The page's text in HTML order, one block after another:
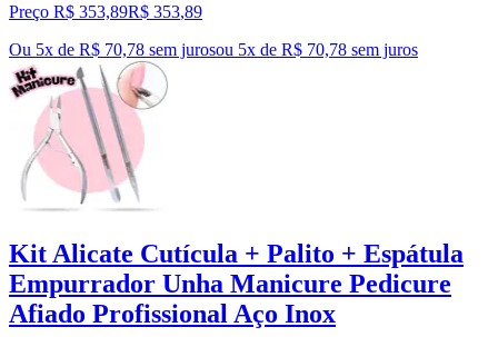
Preço R$ 353,89R$ 353,89
Ou 5x de R$ 70,78 sem jurosou 5x de R$ 70,78 sem juros
Kit Alicate Cutícula + Palito + Espátula
Empurrador Unha Manicure Pedicure
Afiado Profissional Aço Inox